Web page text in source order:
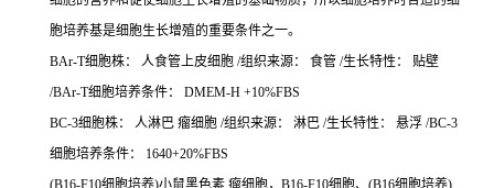
胞培养基是细胞生长增殖的重要条件之一。
BAr-T细胞株： 人食管上皮细胞 /组织来源： 食管 /生长特性： 贴壁
/BAr-T细胞培养条件： DMEM-H +10%FBS
BC-3细胞株： 人淋巴 瘤细胞 /组织来源： 淋巴 /生长特性： 悬浮 /BC-3
细胞培养条件： 1640+20%FBS
(B16-F10细胞培养)小鼠黑色素 瘤细胞，B16-F10细胞、(B16细胞培养)